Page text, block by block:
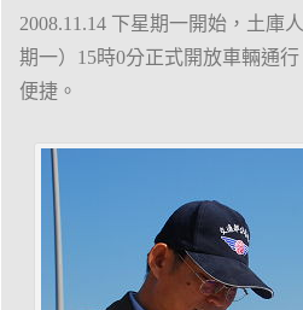
2008.11.14 下星期一開始，土庫
期一）15時0分正式開放車輛通
便捷。